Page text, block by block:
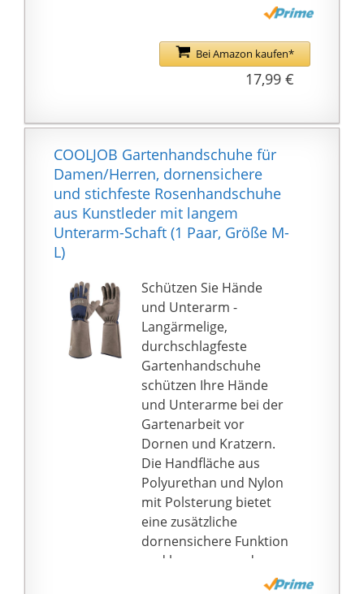
auch Bienenflöhe
Insekten davon ab, in
die Handschuhe zu
Bequem und flexibel –
Die gartenhandschuhe
herren aus weichem
Material mit
ergonomischem Design
können die Flexibilität
Ihrer Daumen und
erhöhen, erleichtert
das Greifen von garten
werkzeug. Clevere
Konstruktion der Nähte
reicht aus, um die
Flexibilität zu erhalten.
Wie Pflanzen von
Samen, Besatz, Spray,
Jäten，Ideal für frauen
mutter muttertag
geschenk
Dornen & kratzfest –
Garten handschuhe
schnittfest, perfekt für
die Behandlung von
Brombeeren, Kakteen,
Bei Amazon kaufen*
17,99 €
COOLJOB Gartenhandschuhe für
Damen/Herren, dornensichere
und stichfeste Rosenhandschuhe
aus Kunstleder mit langem
Unterarm-Schaft (1 Paar, Größe M-
L)
Schützen Sie Hände
und Unterarm -
Langärmelige,
durchschlagfeste
Gartenhandschuhe
schützen Ihre Hände
und Unterarme bei der
Gartenarbeit vor
Dornen und Kratzern.
Die Handfläche aus
Polyurethan und Nylon
mit Polsterung bietet
eine zusätzliche
dornensichere Funktion
und hervorragende
Griffigkeit bei der Arbeit